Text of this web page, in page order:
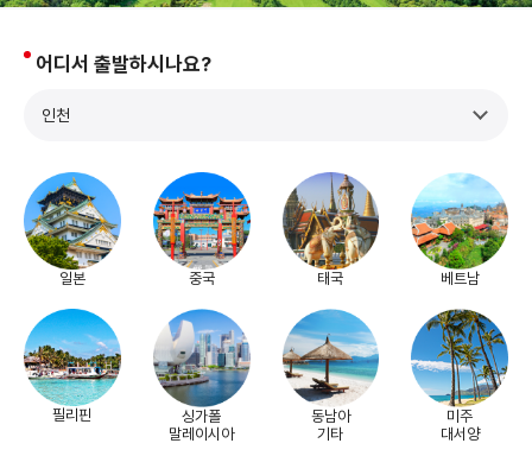
어디서 출발하시나요?
인천
일본 중국 태국 베트남
필리핀
싱가폴
말레이시아
동남아
기타
미주
대서양